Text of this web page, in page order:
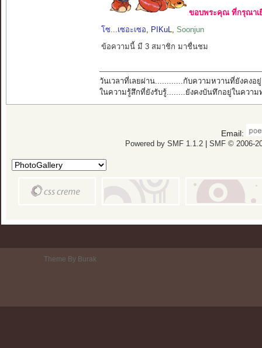
ขอบพระคุณ ที่กรุณาเ
โซ...เซอะเซอ
PIKuL
Soonjun
ข้อความนี้ มี 3 สมาชิก มาชื่นชม
วันเวลาที่เลยผ่าน............กับความหวานที่ยังคงอยู่
ในความรู้สึกที่ยังรับรู้........ยังคงบันทึกอยู่ในความ
Email:
Powered by SMF 1.1.2| SMF © 2006-
Theme By Burak